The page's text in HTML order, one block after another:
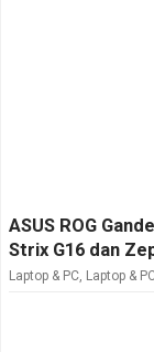
ASUS ROG
Strix G16 dan
Laptop & PC, Laptop &